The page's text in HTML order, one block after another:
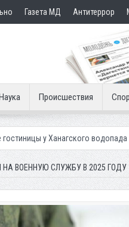
Газета МД Антитеррор
Происшествия
водопада Власти
ВОЕННУЮ СЛУЖБУ В 2025 ГОДУ